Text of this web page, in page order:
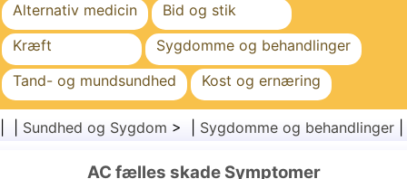
Alternativ medicin
Bid og stik
Kræft
Sygdomme og behandlinger
Tand- og mundsundhed
Kost og ernæring
Familiesundhed
Sundhedssektoren
Sundhed og Sygdom > | Sygdomme og behandlinger
AC fælles skade Symptomer